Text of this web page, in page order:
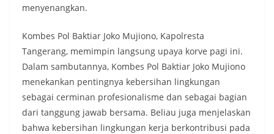
menyenangkan.
Kombes Pol Baktiar Joko Mujiono, Kapolresta
Tangerang, memimpin langsung upaya korve pagi ini.
Dalam sambutannya, Kombes Pol Baktiar Joko Mujiono
menekankan pentingnya kebersihan lingkungan
sebagai cerminan profesionalisme dan sebagai bagian
dari tanggung jawab bersama. Beliau juga menjelaskan
bahwa kebersihan lingkungan kerja berkontribusi pada